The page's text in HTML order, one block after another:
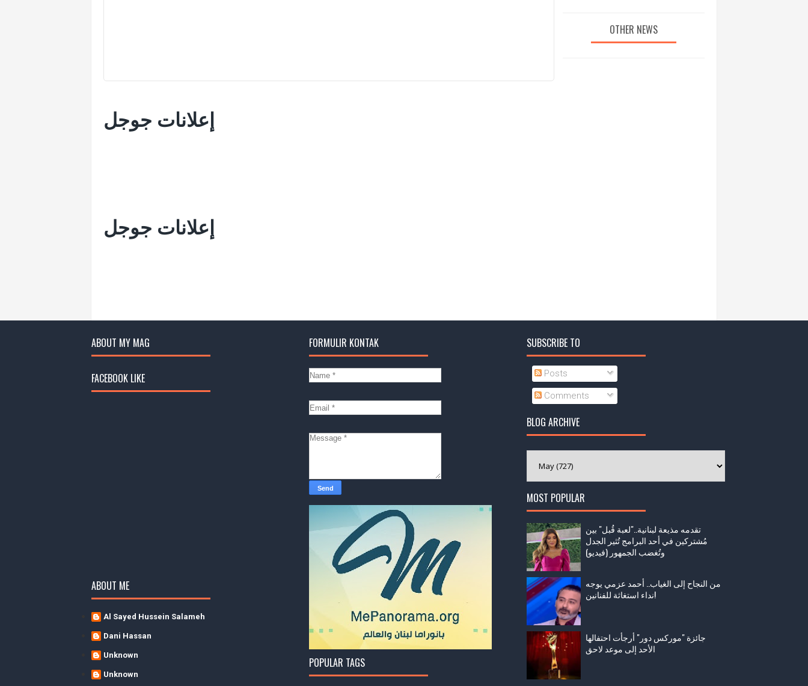
إعلانات جوجل
إعلانات جوجل
OTHER NEWS
ABOUT MY MAG
FACEBOOK LIKE
ABOUT ME
Al Sayed Hussein Salameh
Dani Hassan
Unknown
Unknown
FORMULIR KONTAK
POPULAR TAGS
SUBSCRIBE TO
Posts
Comments
BLOG ARCHIVE
MOST POPULAR
تقدمه مذيعة لبنانية.."لعبة قُبل" بين
مُشتركين في أحد البرامج تُثير الجدل
وتُغضب الجمهور (فيديو)
من النجاح إلى الغياب.. أحمد عزمي يوجه
نداء استغاثة للفنانين!
جائزة "موركس دور" أرجأت احتفالها
الأحد إلى موعد لاحق